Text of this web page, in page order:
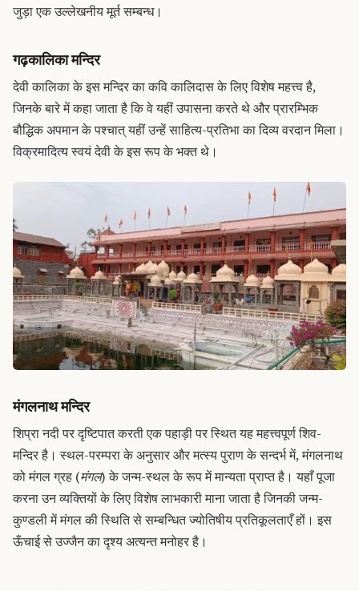
जुड़ा एक उल्लेखनीय मूर्त सम्बन्ध।
गढ़कालिका मन्दिर
देवी कालिका के इस मन्दिर का कवि कालिदास के लिए विशेष महत्त्व है,
जिनके बारे में कहा जाता है कि वे यहीं उपासना करते थे और प्रारम्भिक
बौद्धिक अपमान के पश्चात् यहीं उन्हें साहित्य-प्रतिभा का दिव्य वरदान मिला।
विक्रमादित्य स्वयं देवी के इस रूप के भक्त थे।
मंगलनाथ मन्दिर
शिप्रा नदी पर दृष्टिपात करती एक पहाड़ी पर स्थित यह महत्त्वपूर्ण शिव-
मन्दिर है। स्थल-परम्परा के अनुसार और मत्स्य पुराण के सन्दर्भ में, मंगलनाथ
को मंगल ग्रह (मंगल) के जन्म-स्थल के रूप में मान्यता प्राप्त है। यहाँ पूजा
करना उन व्यक्तियों के लिए विशेष लाभकारी माना जाता है जिनकी जन्म-
कुण्डली में मंगल की स्थिति से सम्बन्धित ज्योतिषीय प्रतिकूलताएँ हों। इस
ऊँचाई से उज्जैन का दृश्य अत्यन्त मनोहर है।